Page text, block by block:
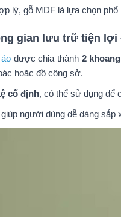
lý, gỗ MDF là lựa chọn phổ
gian lưu trữ tiện lợi
được chia thành 2
hoặc đồ công sở.
cố định, có thể sử dụng để
người dùng dễ dàng